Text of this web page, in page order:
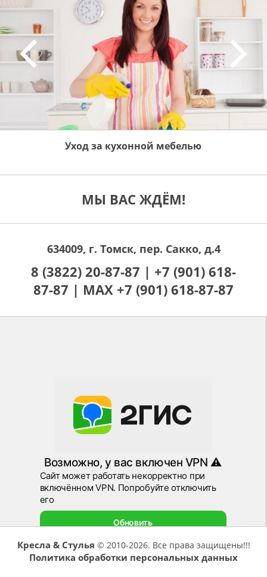
Уход за кухонной мебелью
МЫ ВАС ЖДЁМ!
634009, г. Томск, пер. Сакко, д.4
8 (3822) 20-87-87 | +7 (901) 618-
87-87 | MAX +7 (901) 618-87-87
Кресла & Стулья © 2010-2026. Все права защищены!!!
Политика обработки персональных данных